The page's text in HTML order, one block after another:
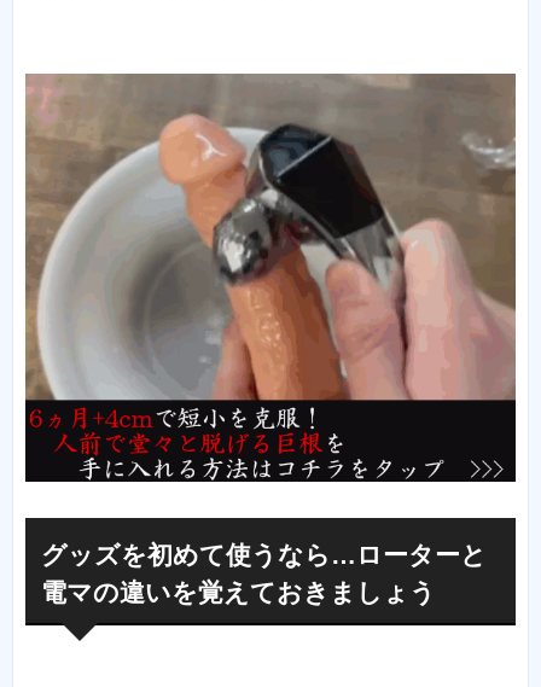
グッズを初めて使うなら…ローターと
電マの違いを覚えておきましょう